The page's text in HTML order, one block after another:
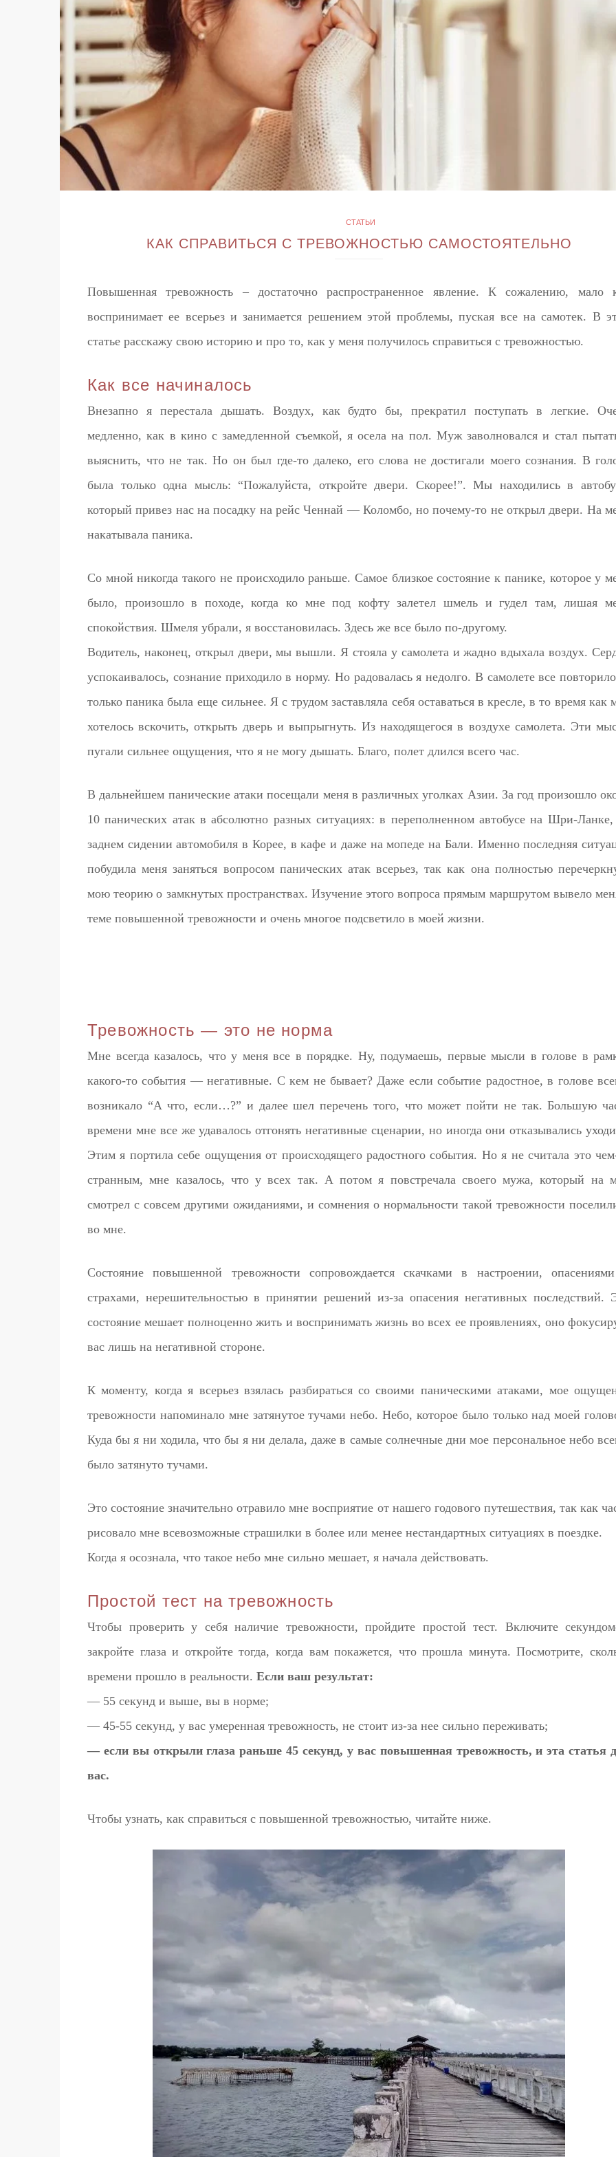
СТАТЬИ
КАК СПРАВИТЬСЯ С ТРЕВОЖНОСТЬЮ САМОСТОЯТЕЛЬНО
Повышенная тревожность – достаточно распространенное явление. К сожалению, мало
воспринимает ее всерьез и занимается решением этой проблемы, пуская все на самотек. В
статье расскажу свою историю и про то, как у меня получилось справиться с тревожностью.
Как все начиналось
Внезапно я перестала дышать. Воздух, как будто бы, прекратил поступать в легкие.
медленно, как в кино с замедленной съемкой, я осела на пол. Муж заволновался и стал
выяснить, что не так. Но он был где-то далеко, его слова не достигали моего сознания. В
была только одна мысль: “Пожалуйста, откройте двери. Скорее!”. Мы находились в
который привез нас на посадку на рейс Ченнай — Коломбо, но почему-то не открыл двери. На
накатывала паника.
Со мной никогда такого не происходило раньше. Самое близкое состояние к панике, которое у
было, произошло в походе, когда ко мне под кофту залетел шмель и гудел там, лишая
спокойствия. Шмеля убрали, я восстановилась. Здесь же все было по-другому.
Водитель, наконец, открыл двери, мы вышли. Я стояла у самолета и жадно вдыхала воздух.
успокаивалось, сознание приходило в норму. Но радовалась я недолго. В самолете все
только паника была еще сильнее. Я с трудом заставляла себя оставаться в кресле, в то время как
хотелось вскочить, открыть дверь и выпрыгнуть. Из находящегося в воздухе самолета. Эти
пугали сильнее ощущения, что я не могу дышать. Благо, полет длился всего час.
В дальнейшем панические атаки посещали меня в различных уголках Азии. За год произошло
10 панических атак в абсолютно разных ситуациях: в переполненном автобусе на Шри-
заднем сидении автомобиля в Корее, в кафе и даже на мопеде на Бали. Именно последняя
побудила меня заняться вопросом панических атак всерьез, так как она полностью
мою теорию о замкнутых пространствах. Изучение этого вопроса прямым маршрутом вывело
теме повышенной тревожности и очень многое подсветило в моей жизни.
Тревожность — это не норма
Мне всегда казалось, что у меня все в порядке. Ну, подумаешь, первые мысли в голове в
какого-то события — негативные. С кем не бывает? Даже если событие радостное, в голове
возникало “А что, если…?” и далее шел перечень того, что может пойти не так. Большую
времени мне все же удавалось отгонять негативные сценарии, но иногда они отказывались
Этим я портила себе ощущения от происходящего радостного события. Но я не считала это
странным, мне казалось, что у всех так. А потом я повстречала своего мужа, который на
смотрел с совсем другими ожиданиями, и сомнения о нормальности такой тревожности
во мне.
Состояние повышенной тревожности сопровождается скачками в настроении,
страхами, нерешительностью в принятии решений из-за опасения негативных последствий.
состояние мешает полноценно жить и воспринимать жизнь во всех ее проявлениях, оно
вас лишь на негативной стороне.
К моменту, когда я всерьез взялась разбираться со своими паническими атаками, мое
тревожности напоминало мне затянутое тучами небо. Небо, которое было только над моей
Куда бы я ни ходила, что бы я ни делала, даже в самые солнечные дни мое персональное небо
было затянуто тучами.
Это состояние значительно отравило мне восприятие от нашего годового путешествия, так как
рисовало мне всевозможные страшилки в более или менее нестандартных ситуациях в поездке.
Когда я осознала, что такое небо мне сильно мешает, я начала действовать.
Простой тест на тревожность
Чтобы проверить у себя наличие тревожности, пройдите простой тест. Включите
закройте глаза и откройте тогда, когда вам покажется, что прошла минута. Посмотрите,
времени прошло в реальности. Если ваш результат:
— 55 секунд и выше, вы в норме;
— 45-55 секунд, у вас умеренная тревожность, не стоит из-за нее сильно переживать;
— если вы открыли глаза раньше 45 секунд, у вас повышенная тревожность, и эта статья
вас.
Чтобы узнать, как справиться с повышенной тревожностью, читайте ниже.